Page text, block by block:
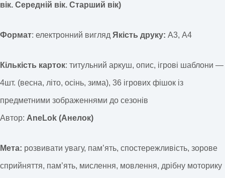
вік. Середній вік. Старший вік)
Формат: електронний вигляд Якість друку: А3, А4
Кількість карток: титульний аркуш, опис, ігрові шаблони —
4шт. (весна, літо, осінь, зима), 36 ігрових фішок із
предметними зображеннями до сезонів
Автор: AneLok (Анелок)
Мета: розвивати увагу, пам’ять, спостережливість, зорове
сприйняття, пам’ять, мислення, мовлення, дрібну моторику